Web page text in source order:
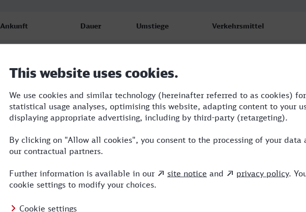
Ankunft Dauer Umstiege Verkehrsmittel
18.08.26
17:06
Göppingen
15:06
9:04 2 RE,ICE
Göppingen
05:44
11:10 2